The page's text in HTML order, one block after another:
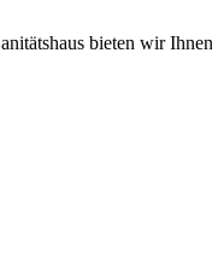
bieten wir